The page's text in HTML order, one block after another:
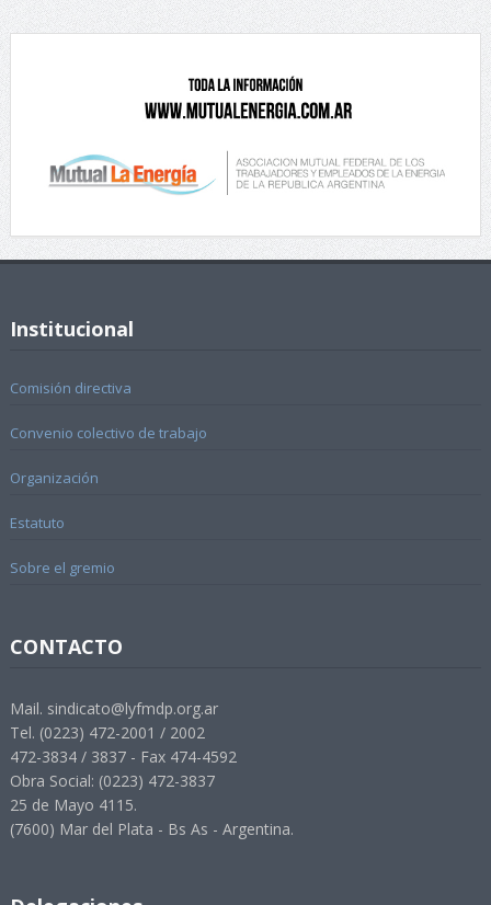
Institucional
Comisión directiva
Convenio colectivo de trabajo
Organización
Estatuto
Sobre el gremio
CONTACTO
Mail. sindicato@lyfmdp.org.ar
Tel. (0223) 472-2001 / 2002
472-3834 / 3837 - Fax 474-4592
Obra Social: (0223) 472-3837
25 de Mayo 4115.
(7600) Mar del Plata - Bs As - Argentina.